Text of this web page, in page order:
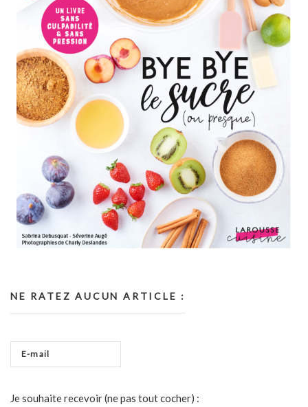
NE RATEZ AUCUN ARTICLE :
Je souhaite recevoir (ne pas tout cocher) :